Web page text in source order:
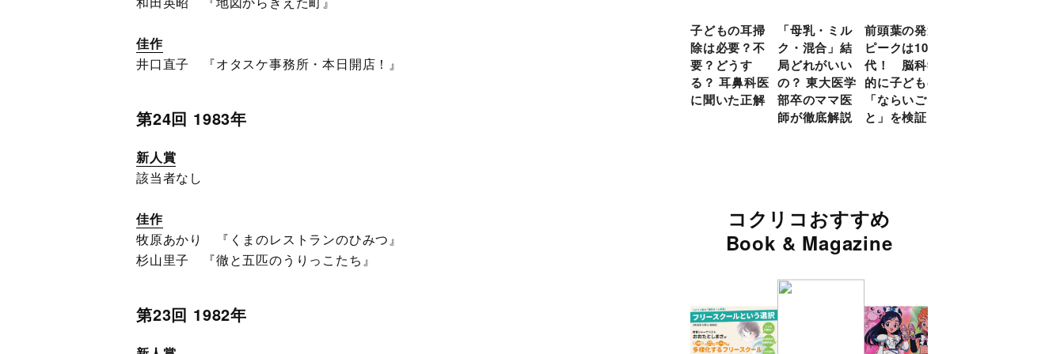
佳作
井口直子 『オタスケ事務所・本日開店！』
第24回 1983年
新人賞
該当者なし
佳作
牧原あかり 『くまのレストランのひみつ』
杉山里子 『徹と五匹のうりっこたち』
第23回 1982年
子どもの耳掃
除は必要？不
要？どうす
る？ 耳鼻科医
に聞いた正解
「母乳・ミル
ク・混合」結
局どれがいい
の？ 東大医学
部卒のママ医
師が徹底解説
前頭葉の発達
ピークは10
代！ 脳科学
的に子どもの
「ならいご
と」を検証
コクリコおすすめ
Book & Magazine